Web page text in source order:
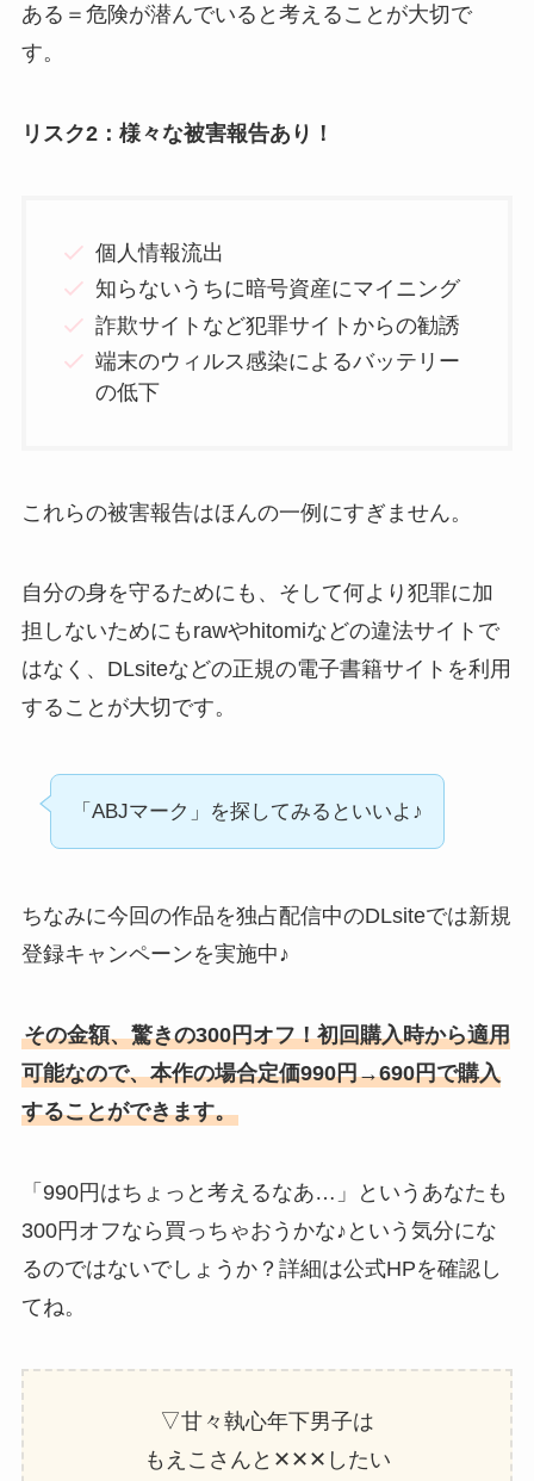
ある＝危険が潜んでいると考えることが大切で
す。
リスク2：様々な被害報告あり！
個人情報流出
知らないうちに暗号資産にマイニング
詐欺サイトなど犯罪サイトからの勧誘
端末のウィルス感染によるバッテリー
の低下
これらの被害報告はほんの一例にすぎません。
自分の身を守るためにも、そして何より犯罪に加
担しないためにもrawやhitomiなどの違法サイトで
はなく、DLsiteなどの正規の電子書籍サイトを利用
することが大切です。
「ABJマーク」を探してみるといいよ♪
ちなみに今回の作品を独占配信中のDLsiteでは新規
登録キャンペーンを実施中♪
その金額、驚きの300円オフ！初回購入時から適用
可能なので、本作の場合定価990円→690円で購入
することができます。
「990円はちょっと考えるなあ…」というあなたも
300円オフなら買っちゃおうかな♪という気分にな
るのではないでしょうか？詳細は公式HPを確認し
てね。
▽甘々執心年下男子は
もえこさんと✕✕✕したい